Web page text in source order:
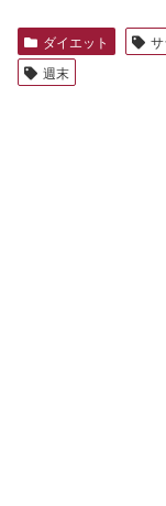
ダイエット
週末